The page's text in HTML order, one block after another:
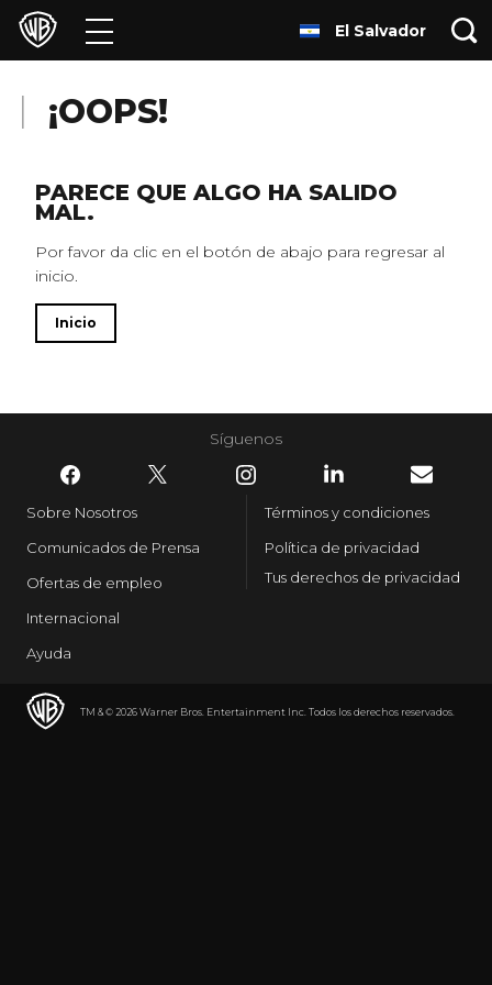
Películas
Franquicias
Colecciones
Noticias
HBO Max
El Salvador
¡OOPS!
PARECE QUE ALGO HA SALIDO
MAL.
Por favor da clic en el botón de abajo para regresar al
inicio.
Inicio
TM & © 2026 Warner Bros. Entertainment Inc. Todos los derechos reservados.
Síguenos
Sobre Nosotros
Comunicados de Prensa
Ofertas de empleo
Internacional
Ayuda
Términos y condiciones
Política de privacidad
Tus derechos de privacidad